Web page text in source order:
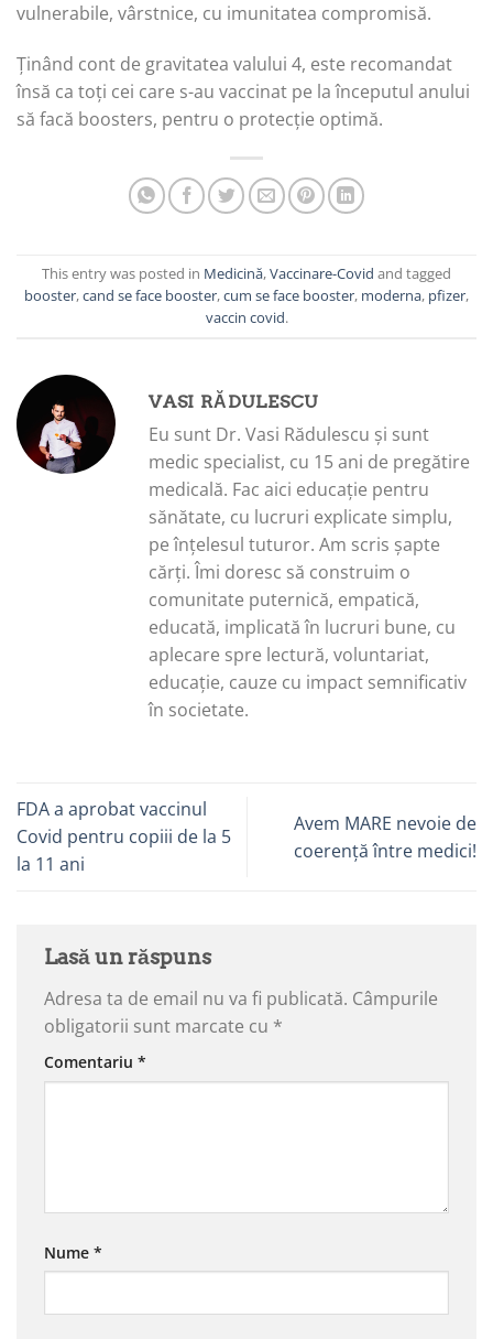
vulnerabile, vârstnice, cu imunitatea compromisă.
Ținând cont de gravitatea valului 4, este recomandat
însă ca toți cei care s-au vaccinat pe la începutul anului
să facă boosters, pentru o protecție optimă.
This entry was posted in Medicină,Vaccinare-Covid and tagged
booster,cand se face booster,cum se face booster, moderna, pfizer,
vaccin covid.
VASI RĂDULESCU
Eu sunt Dr. Vasi Rădulescu și sunt
medic specialist, cu 15 ani de pregătire
medicală. Fac aici educație pentru
sănătate, cu lucruri explicate simplu,
pe înțelesul tuturor. Am scris șapte
cărți. Îmi doresc să construim o
comunitate puternică, empatică,
educată, implicată în lucruri bune, cu
aplecare spre lectură, voluntariat,
educație, cauze cu impact semnificativ
în societate.
FDA a aprobat vaccinul
Covid pentru copiii de la 5
la 11 ani
Avem MARE nevoie de
coerență între medici!
Lasă un răspuns
Adresa ta de email nu va fi publicată. Câmpurile
obligatorii sunt marcate cu *
Comentariu *
Nume *